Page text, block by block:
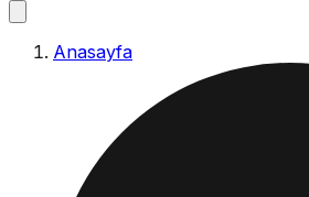
Anasayfa